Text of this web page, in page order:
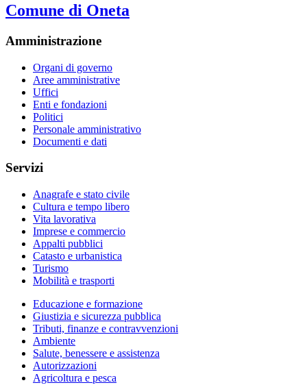
Comune di Oneta
Amministrazione
Organi di governo
Aree amministrative
Uffici
Enti e fondazioni
Politici
Personale amministrativo
Documenti e dati
Servizi
Anagrafe e stato civile
Cultura e tempo libero
Vita lavorativa
Imprese e commercio
Appalti pubblici
Catasto e urbanistica
Turismo
Mobilità e trasporti
Educazione e formazione
Giustizia e sicurezza pubblica
Tributi, finanze e contravvenzioni
Ambiente
Salute, benessere e assistenza
Autorizzazioni
Agricoltura e pesca